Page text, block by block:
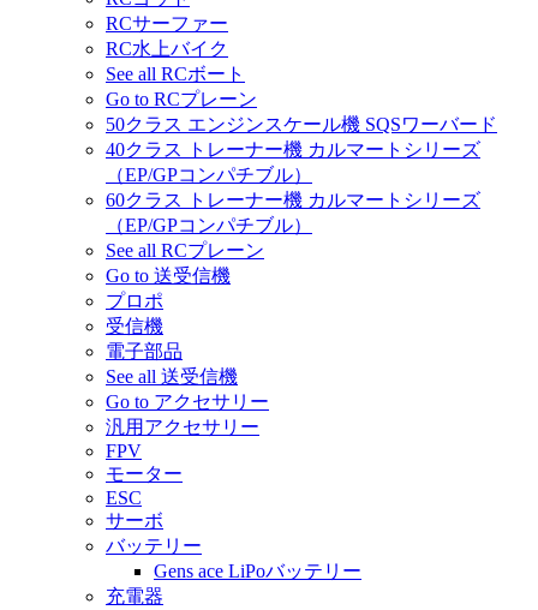
RCサーファー
RC水上バイク
See all RCボート
Go to RCプレーン
50クラス エンジンスケール機 SQSワーバード
40クラス トレーナー機 カルマートシリーズ
（EP/GPコンパチブル）
60クラス トレーナー機 カルマートシリーズ
（EP/GPコンパチブル）
See all RCプレーン
Go to 送受信機
プロポ
受信機
電子部品
See all 送受信機
Go to アクセサリー
汎用アクセサリー
FPV
モーター
ESC
サーボ
バッテリー
Gens ace LiPoバッテリー
充電器